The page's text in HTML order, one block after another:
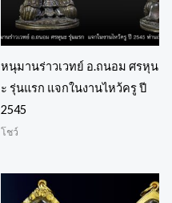
หนุมานร่าวเวทย์ อ.ถนอม ศรหุน
ะ รุ่นแรก แจกในงานไหว้ครู ปี
2545
โชว์